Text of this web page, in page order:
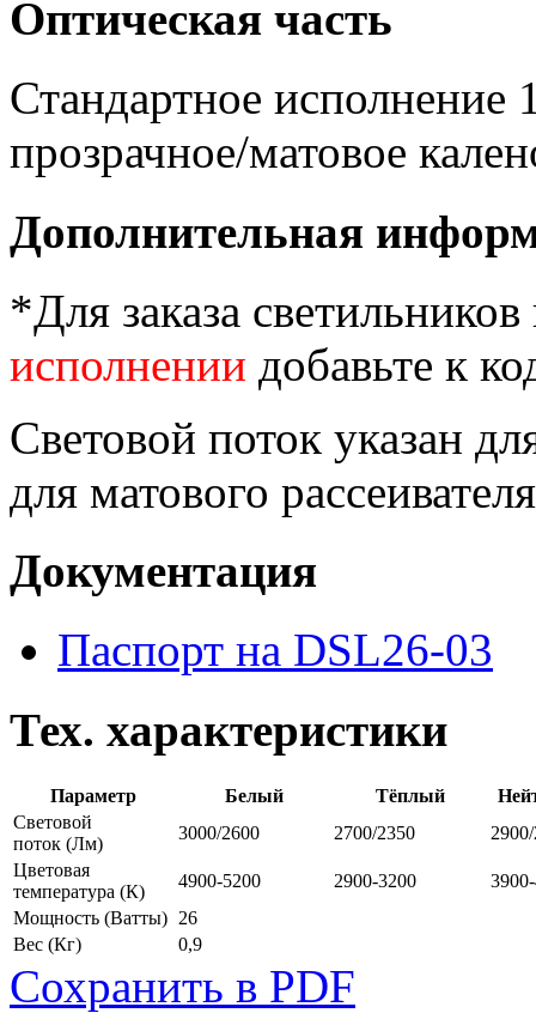
Оптическая часть
Стандартное исполнение
прозрачное/матовое
Дополнительная
*Для заказа
исполнении добавьте к
Световой поток указан
для матового
Документация
Паспорт на DSL26-03
Тех. характеристики
Параметр Белый Тёплый
Световой
поток (Лм)
3000/2600 2700/2350
Цветовая
температура (К)
4900-5200 2900-3200
Мощность (Ватты) 26
Вес (Кг) 0,9
Сохранить в PDF